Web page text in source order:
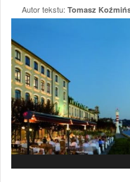
Autor tekstu: Tomasz